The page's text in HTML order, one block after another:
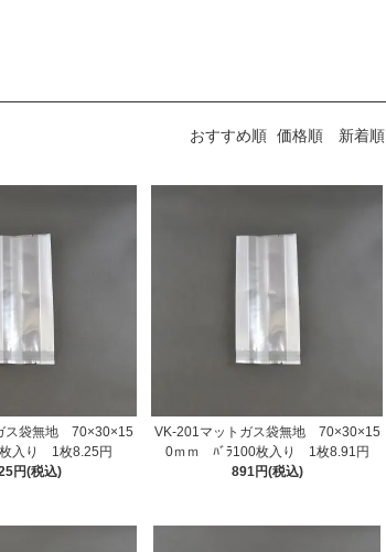
おすすめ順 価格順 新着順
ス袋無地 70×30×15
入り 1枚8.25円
円(税込)
VK-201マットガス袋無地 70×30×15
0ｍｍ ﾊﾞﾗ100枚入り 1枚8.91円
891円(税込)